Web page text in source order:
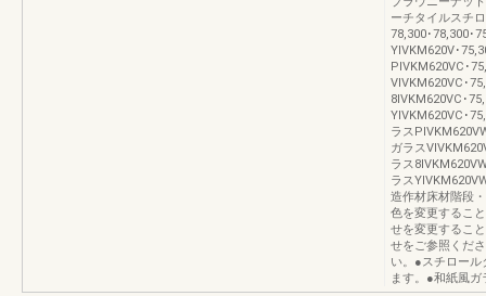
ーチタイルスチ
78,300･78,300･
YIVKM620V･
PIVKM620VC･
VIVKM620VC･
8IVKM620VC･
YIVKM620VC･
ラス
ガラス
ラス
ラス
造作材床材階段
色を変更するこ
せを変更するこ
せをご参照くだ
い。●スチロール
ます。●和紙風